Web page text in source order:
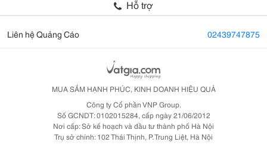
Hỗ trợ
Liên hệ Quảng Cáo 02439747875
MUA SẮM HẠNH PHÚC, KINH DOANH HIỆU QUẢ
Công ty Cổ phần VNP Group.
Số GCNDT: 0102015284, cấp ngày 21/06/2012
Nơi cấp: Sở kế hoạch và đầu tư thành phố Hà Nội
Trụ sở chính: 102 Thái Thịnh, P. Trung Liệt, Hà Nội